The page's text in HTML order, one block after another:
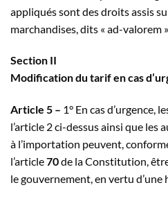
appliqués sont des droits assis
marchandises, dits « ad-valorem ».
Section II
Modification du tarif en cas
Article 5 – 1° En cas d’urgence,
l’article 2 ci-dessus ainsi que les
à l’importation peuvent,
l’article70de la Constitution,
le gouvernement, en vertu